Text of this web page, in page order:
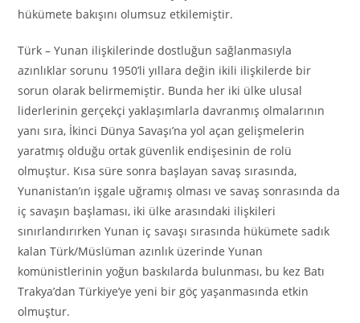
hükümete bakışını olumsuz etkilemiştir.
Türk – Yunan ilişkilerinde dostluğun sağlanmasıyla
azınlıklar sorunu 1950’li yıllara değin ikili ilişkilerde bir
sorun olarak belirmemiştir. Bunda her iki ülke ulusal
liderlerinin gerçekçi yaklaşımlarla davranmış olmalarının
yanı sıra, İkinci Dünya Savaşı’na yol açan gelişmelerin
yaratmış olduğu ortak güvenlik endişesinin de rolü
olmuştur. Kısa süre sonra başlayan savaş sırasında,
Yunanistan’ın işgale uğramış olması ve savaş sonrasında da
iç savaşın başlaması, iki ülke arasındaki ilişkileri
sınırlandırırken Yunan iç savaşı sırasında hükümete sadık
kalan Türk/Müslüman azınlık üzerinde Yunan
komünistlerinin yoğun baskılarda bulunması, bu kez Batı
Trakya’dan Türkiye’ye yeni bir göç yaşanmasında etkin
olmuştur.